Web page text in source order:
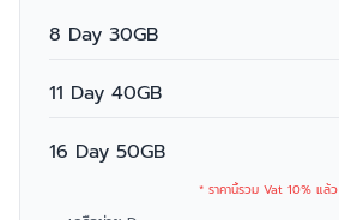
8 Day 30GB
11 Day 40GB
16 Day 50GB
* ราคานี้รวม Vat 10% แล้ว